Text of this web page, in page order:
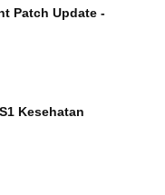
Patch Update -
Kesehatan